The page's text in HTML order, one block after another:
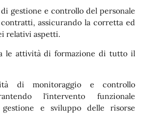
gestione e controllo del personale
assicurando la corretta ed
relativi aspetti.
le attività di formazione di tutto il
di monitoraggio e controllo
l'intervento funzionale
gestione e sviluppo delle risorse